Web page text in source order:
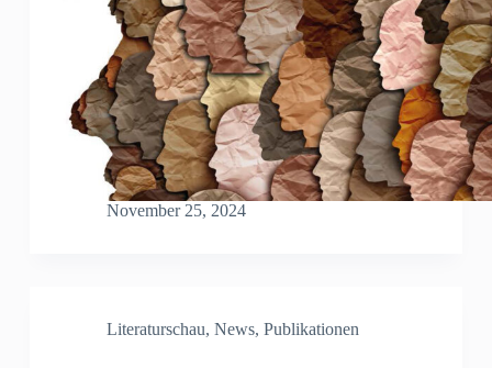
November 25, 2024
Literaturschau, News, Publikationen